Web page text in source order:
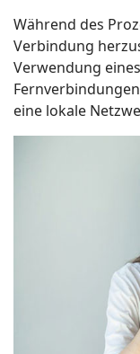
Während des
Verbindung
Verwendung
eine lokale